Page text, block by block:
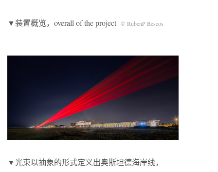
▼装置概览，overall of the project © RubenP Bescos
▼光束以抽象的形式定义出奥斯坦德海岸线，